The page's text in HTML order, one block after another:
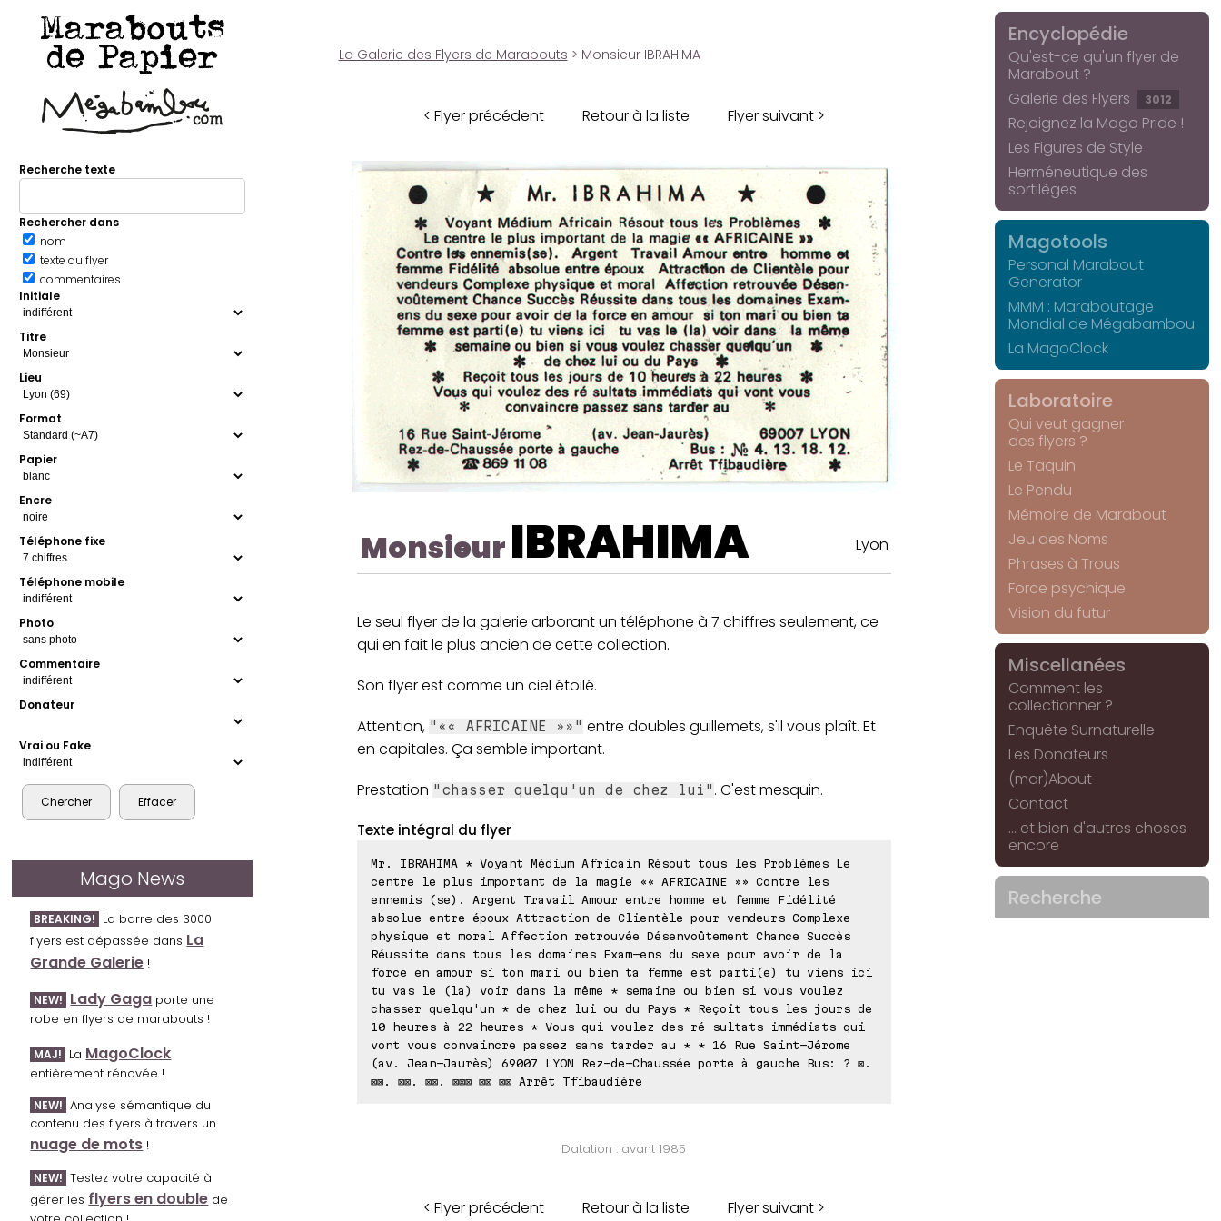
Marabouts
de Papier
Recherche texte
Rechercher dans
nom
texte du flyer
commentaires
Initiale
Titre
Lieu
Format
Papier
Encre
Téléphone fixe
Téléphone mobile
Photo
Commentaire
Donateur
Vrai ou Fake
Mago News
BREAKING! La barre des 3000
flyers est dépassée dans La
Grande Galerie !
NEW! Lady Gaga porte une
robe en flyers de marabouts !
MAJ! La MagoClock
entièrement rénovée !
NEW! Analyse sémantique du
contenu des flyers à travers un
nuage de mots !
NEW! Testez votre capacité à
gérer les flyers en double de
La Galerie des Flyers de Marabouts > Monsieur IBRAHIMA
< Flyer précédent Retour à la liste Flyer suivant >
MonsieurIBRAHIMA Lyon
Le seul flyer de la galerie arborant un téléphone à 7 chiffres seulement, ce
qui en fait le plus ancien de cette collection.
Son flyer est comme un ciel étoilé.
Attention, "«« AFRICAINE »»" entre doubles guillemets, s'il vous plaît. Et
en capitales. Ça semble important.
Prestation "chasser quelqu'un de chez lui" . C'est mesquin.
Texte intégral du flyer
Mr. IBRAHIMA * Voyant Médium Africain Résout tous les Problèmes Le
centre le plus important de la magie «« AFRICAINE »» Contre les
ennemis (se). Argent Travail Amour entre homme et femme Fidélité
absolue entre époux Attraction de Clientèle pour vendeurs Complexe
physique et moral Affection retrouvée Désenvoûtement Chance Succès
Réussite dans tous les domaines Exam-ens du sexe pour avoir de la
force en amour si ton mari ou bien ta femme est parti(e) tu viens ici
tu vas le (la) voir dans la même * semaine ou bien si vous voulez
chasser quelqu'un * de chez lui ou du Pays * Reçoit tous les jours de
10 heures à 22 heures * Vous qui voulez des ré sultats immédiats qui
vont vous convaincre passez sans tarder au * * 16 Rue Saint-Jérome
(av. Jean-Jaurès) 69007 LYON Rez-de-Chaussée porte à gauche Bus: ? ⊠.
⊠⊠. ⊠⊠. ⊠⊠. ⊠⊠⊠ ⊠⊠ ⊠⊠ Arrêt Tfibaudière
Datation : avant 1985
< Flyer précédent Retour à la liste Flyer suivant >
Encyclopédie
Qu'est-ce qu'un flyer de
Marabout ?
Galerie des Flyers
3012
Rejoignez la Mago Pride !
Les Figures de Style
Herméneutique des
sortilèges
Magotools
Personal Marabout
Generator
MMM : Maraboutage
Mondial de Mégabambou
La MagoClock
Laboratoire
Qui veut gagner
des flyers ?
Le Taquin
Le Pendu
Mémoire de Marabout
Jeu des Noms
Phrases à Trous
Force psychique
Vision du futur
Miscellanées
Comment les
collectionner ?
Enquête Surnaturelle
Les Donateurs
(mar)About
Contact
... et bien d'autres choses
encore
Recherche